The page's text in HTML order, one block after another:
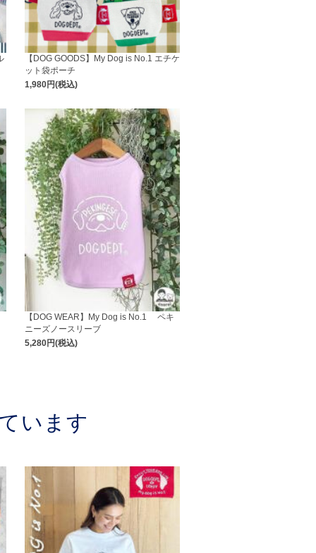
【DOG GOODS】My Dog is No.1 エチケ
ット袋ポーチ
1,980円(税込)
【DOG WEAR】My Dog is No.1 ペキ
ニーズノースリーブ
5,280円(税込)
います